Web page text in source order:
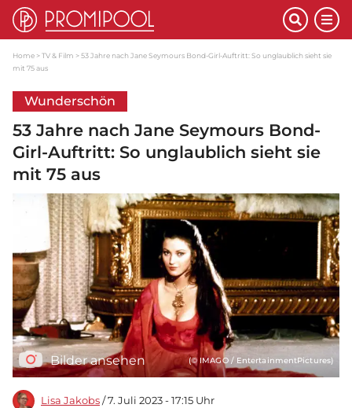
Home TV & Film
53 Jahre nach Jane Seymours Bond-Girl-Auftritt: So unglaublich sieht sie
mit 75 aus
Wunderschön
53 Jahre nach Jane Seymours Bond-
Girl-Auftritt: So unglaublich sieht sie
mit 75 aus
Bilder ansehen (© IMAGO / EntertainmentPictures)
Lisa Jakobs / 7. Juli 2023 - 17:15 Uhr